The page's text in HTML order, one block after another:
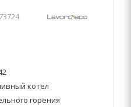
котел
горения